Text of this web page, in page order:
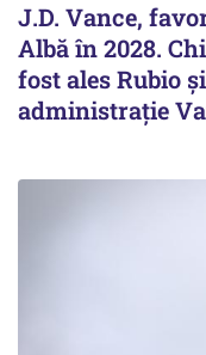
J.D. Vance,
Albă în 2028.
fost ales Rubio
administrație